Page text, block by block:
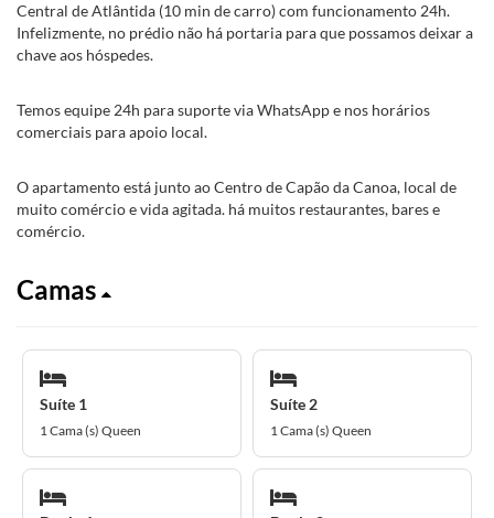
Central de Atlântida (10 min de carro) com funcionamento 24h.
Infelizmente, no prédio não há portaria para que possamos deixar a
chave aos hóspedes.
Temos equipe 24h para suporte via WhatsApp e nos horários
comerciais para apoio local.
O apartamento está junto ao Centro de Capão da Canoa, local de
muito comércio e vida agitada. há muitos restaurantes, bares e
comércio.
Camas
Suíte 1
1 Cama (s) Queen
Suíte 2
1 Cama (s) Queen